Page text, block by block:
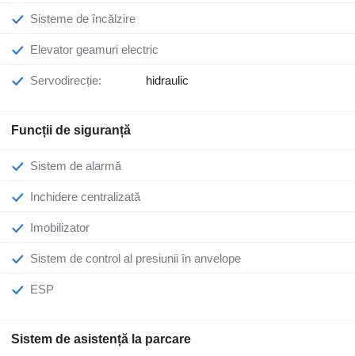
Sisteme de încălzire
Elevator geamuri electric
Servodirecție: hidraulic
Funcții de siguranță
Sistem de alarmă
Inchidere centralizată
Imobilizator
Sistem de control al presiunii în anvelope
ESP
Sistem de asistență la parcare